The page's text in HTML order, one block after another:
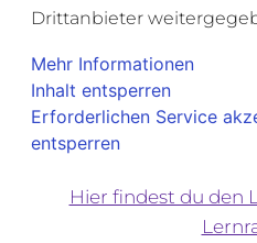
Drittanbieter
Mehr Informationen
Inhalt entsperren
Erforderlichen Service
entsperren
Hier findest du den